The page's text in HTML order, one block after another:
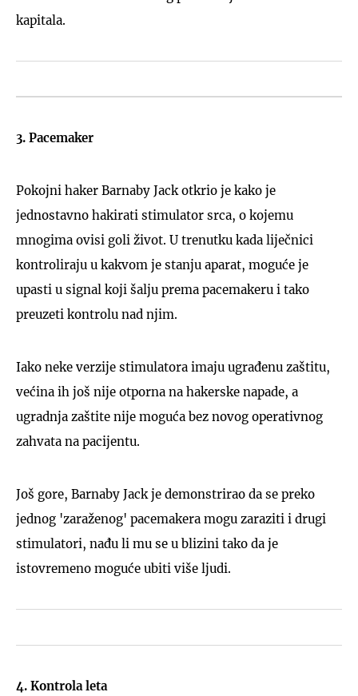
kapitala.
3. Pacemaker
Pokojni haker Barnaby Jack otkrio je kako je
jednostavno hakirati stimulator srca, o kojemu
mnogima ovisi goli život. U trenutku kada liječnici
kontroliraju u kakvom je stanju aparat, moguće je
upasti u signal koji šalju prema pacemakeru i tako
preuzeti kontrolu nad njim.
Iako neke verzije stimulatora imaju ugrađenu zaštitu,
većina ih još nije otporna na hakerske napade, a
ugradnja zaštite nije moguća bez novog operativnog
zahvata na pacijentu.
Još gore, Barnaby Jack je demonstrirao da se preko
jednog 'zaraženog' pacemakera mogu zaraziti i drugi
stimulatori, nađu li mu se u blizini tako da je
istovremeno moguće ubiti više ljudi.
4. Kontrola leta